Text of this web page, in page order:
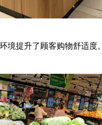
境提升了顾客购物舒适度。